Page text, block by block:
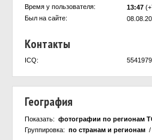
Время у пользователя:
13:47
Был на сайте:
Контакты
ICQ:
География
Показать: фотографии по регионам
Группировка: по странам и регионам /